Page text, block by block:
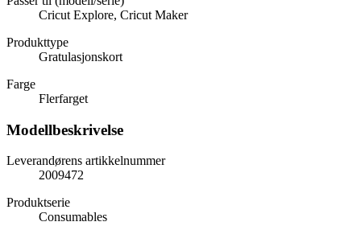
Cricut Explore, Cricut Maker
Produkttype
Gratulasjonskort
Farge
Flerfarget
Modellbeskrivelse
Leverandørens artikkelnummer
2009472
Produktserie
Consumables